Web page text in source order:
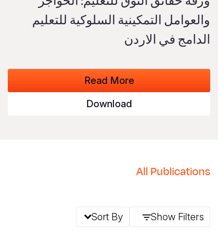
Vietnamese
Portuguese, Portugal
والعوامل التمكينية السلوكية للتعليم
الدامج في الاردن
Read More
Download
All Publications
Show Filters
Sort By